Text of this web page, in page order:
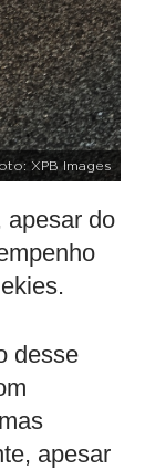
XPB Images
apesar do
desse
apesar